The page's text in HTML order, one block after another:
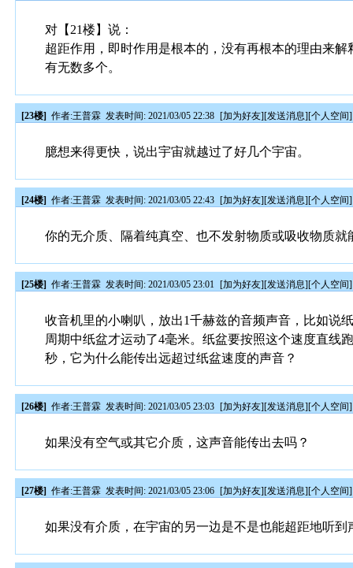
对【21楼】说：
超距作用，即时作用是根本的，没有再根本的理由来
有无数多个。
[23楼] 作者:王普霖 发表时间: 2021/03/05 22:38 [加为好友][发送消息][个人空间]
臆想来得更快，说出宇宙就越过了好几个宇宙。
[24楼] 作者:王普霖 发表时间: 2021/03/05 22:43 [加为好友][发送消息][个人空间]
你的无介质、隔着纯真空、也不发射物质或吸收物质
[25楼] 作者:王普霖 发表时间: 2021/03/05 23:01 [加为好友][发送消息][个人空间]
收音机里的小喇叭，放出1千赫兹的音频声音，比如说
周期中纸盆才运动了4毫米。纸盆要按照这个速度直线
秒，它为什么能传出远超过纸盆速度的声音？
[26楼] 作者:王普霖 发表时间: 2021/03/05 23:03 [加为好友][发送消息][个人空间]
如果没有空气或其它介质，这声音能传出去吗？
[27楼] 作者:王普霖 发表时间: 2021/03/05 23:06 [加为好友][发送消息][个人空间]
如果没有介质，在宇宙的另一边是不是也能超距地听到